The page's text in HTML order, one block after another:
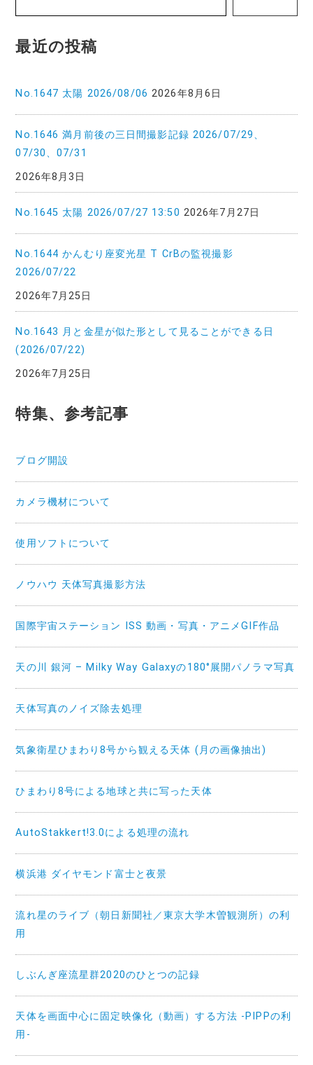
ー
シ
ン
最近の投稿
No.1647 太陽 2026/08/06 2026年8月6日
No.1646 満月前後の三日間撮影記録 2026/07/29、
07/30、07/31
2026年8月3日
No.1645 太陽 2026/07/27 13:50 2026年7月27日
No.1644 かんむり座変光星 T CrBの監視撮影
2026/07/22
2026年7月25日
No.1643 月と金星が似た形として見ることができる日
(2026/07/22)
2026年7月25日
特集、参考記事
ブログ開設
カメラ機材について
使用ソフトについて
ノウハウ 天体写真撮影方法
国際宇宙ステーション ISS 動画・写真・アニメGIF作品
天の川 銀河 – Milky Way Galaxyの180°展開パノラマ写真
天体写真のノイズ除去処理
気象衛星ひまわり8号から観える天体 (月の画像抽出)
ひまわり8号による地球と共に写った天体
AutoStakkert!3.0による処理の流れ
横浜港 ダイヤモンド富士と夜景
流れ星のライブ（朝日新聞社／東京大学木曽観測所）の利
用
しぶんぎ座流星群2020のひとつの記録
天体を画面中心に固定映像化（動画）する方法 -PIPPの利
用-